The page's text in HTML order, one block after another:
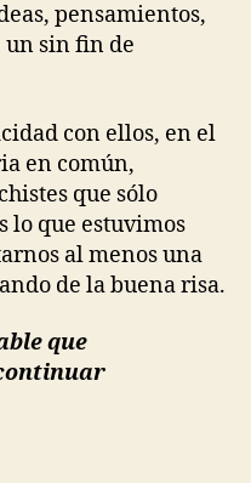
pensamientos,
un sin fin de
con ellos, en el
en común,
que sólo
lo que estuvimos
al menos una
de la buena risa.
que